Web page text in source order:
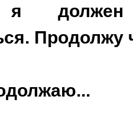
должен
Продолжу